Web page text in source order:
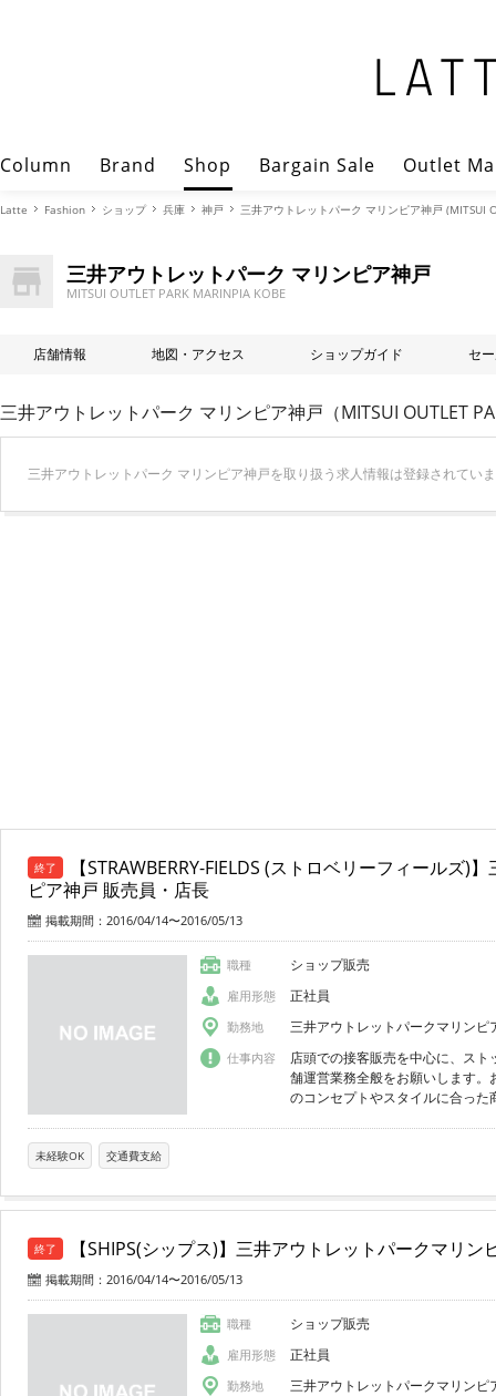
Column Brand Shop Bargain Sale Outlet
Latte Fashion ショップ 兵庫 神戸 三井アウトレットパーク マリンピア神戸 (MITSUI
三井アウトレットパーク マリンピア神戸
MITSUI OUTLET PARK MARINPIA KOBE
店舗情報 地図・アクセス ショップガイド セ
三井アウトレットパーク マリンピア神戸（MITSUI OUTLET
三井アウトレットパーク マリンピア神戸を取り扱う求人情報は登録されてい
終了
【STRAWBERRY-FIELDS (ストロベリーフィールズ)
ピア神戸 販売員・店長
掲載期間：2016/04/14〜2016/05/13
職種 ショップ販売
雇用形態 正社員
勤務地 三井アウトレットパークマリンピ
仕事内容
店頭での接客販売を中心に、ス
舗運営業務全般をお願いします
のコンセプトやスタイルに合っ
未経験OK 交通費支給
終了 【SHIPS(シップス)】三井アウトレットパークマリ
掲載期間：2016/04/14〜2016/05/13
職種 ショップ販売
雇用形態 正社員
勤務地 三井アウトレットパークマリンピ